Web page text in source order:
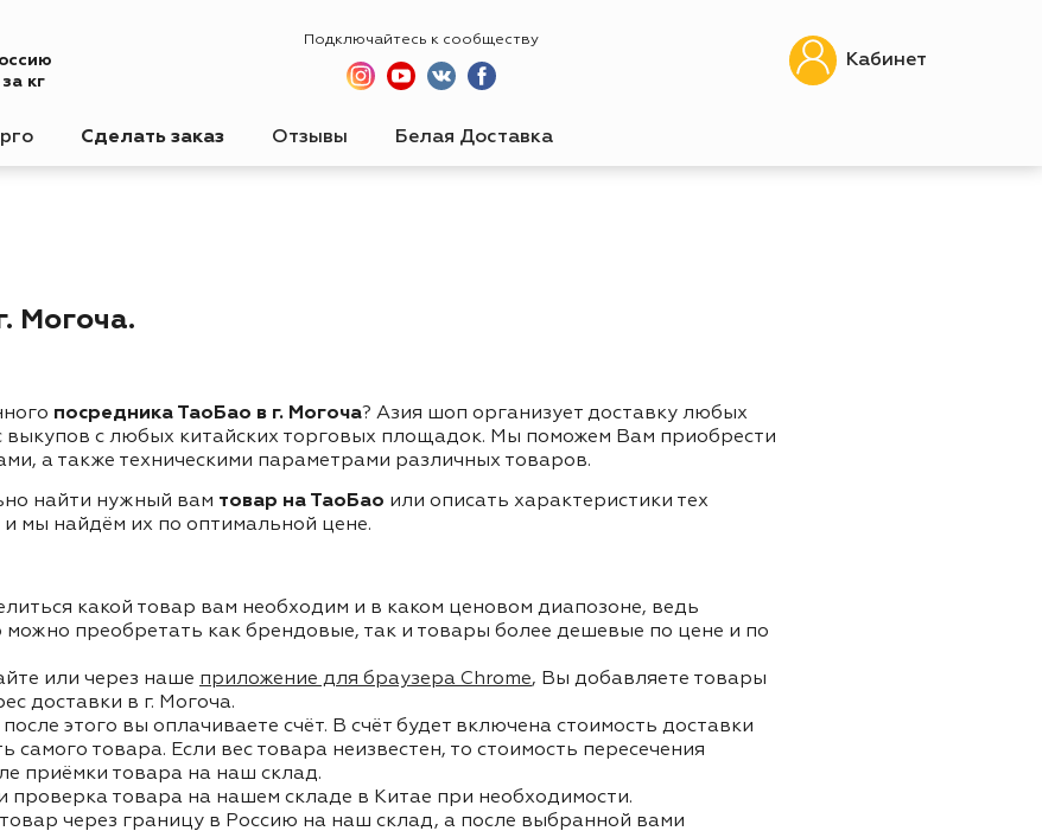
кг
Подключайтесь к сообществу
Кабинет
Сделать заказ Отзывы Белая Доставка
Могоча.
посредника ТаоБао в г. Могоча? Азия шоп организует доставку любых
выкупов с любых китайских торговых площадок. Мы поможем Вам приобрести
а также техническими параметрами различных товаров.
найти нужный вам товар на ТаоБао или описать характеристики тех
мы найдём их по оптимальной цене.
какой товар вам необходим и в каком ценовом диапозоне, ведь
можно преобретать как брендовые, так и товары более дешевые по цене и по
или через наше приложение для браузера Chrome, Вы добавляете товары
доставки в г. Могоча.
этого вы оплачиваете счёт. В счёт будет включена стоимость доставки
самого товара. Если вес товара неизвестен, то стоимость пересечения
приёмки товара на наш склад.
проверка товара на нашем складе в Китае при необходимости.
через границу в Россию на наш склад, а после выбранной вами